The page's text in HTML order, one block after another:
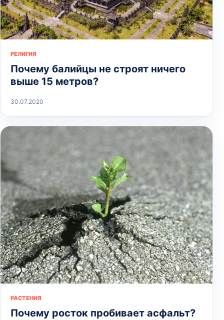
РЕЛИГИЯ
Почему балийцы не строят ничего
выше 15 метров?
30.07.2020
РАСТЕНИЯ
Почему росток пробивает асфальт?